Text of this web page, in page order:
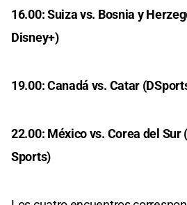
16.00: Suiza vs. Bosnia y
Disney+)
19.00: Canadá vs. Catar
22.00: México vs. Corea del Sur
Sports)